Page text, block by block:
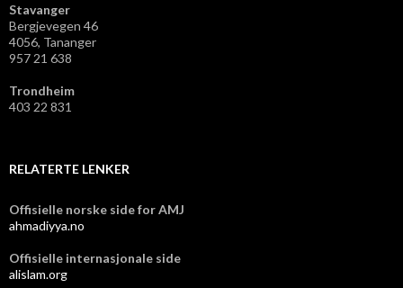
Stavanger
Bergjevegen 46
4056, Tananger
957 21 638
Trondheim
403 22 831
RELATERTE LENKER
Offisielle norske side for AMJ
ahmadiyya.no
Offisielle internasjonale side
alislam.org